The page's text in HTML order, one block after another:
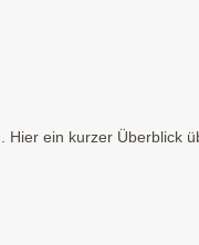
ein kurzer Überblick